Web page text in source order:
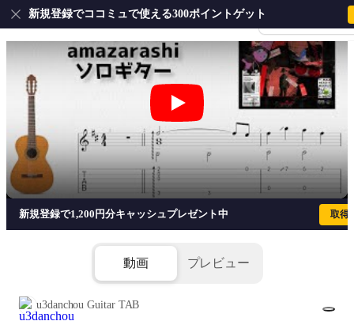
会員登録・ログイ
新規登録でココミュで使える300ポイントゲット
アンチノミー (ソロギター) -
新規登録で1,200円分キャッシュプレゼント中 取得
動画 プレビュー
u3danchou Guitar TAB